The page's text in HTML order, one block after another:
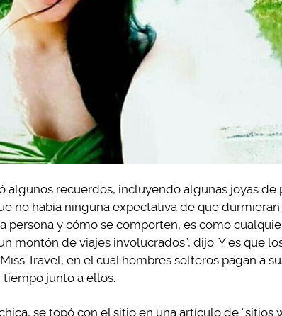
algunos recuerdos, incluyendo algunas joyas de
no había ninguna expectativa de que durmieran
persona y cómo se comporten, es como
montón de viajes involucrados”, dijo. Y es que
Travel, en el cual hombres solteros pagan a
tiempo junto a ellos.
se topó con el sitio en una artículo de “sitios